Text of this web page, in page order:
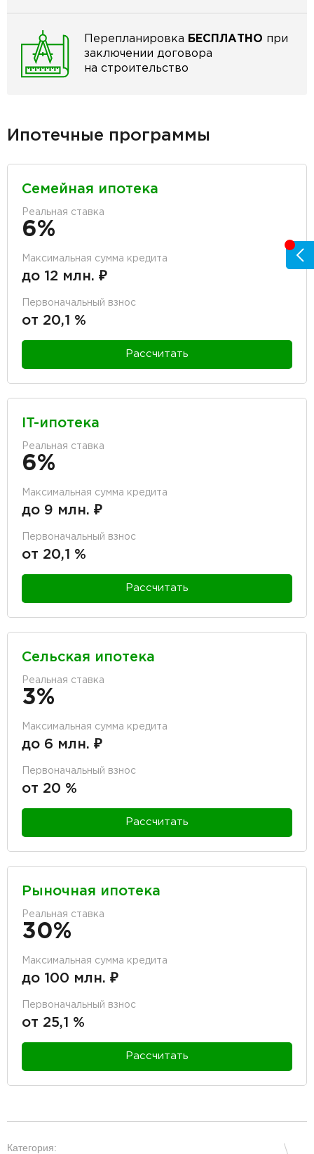
Перепланировка БЕСПЛАТНО при
заключении договора
на строительство
Ипотечные программы
Семейная ипотека
Реальная ставка
6%
Максимальная сумма кредита
до 12 млн. ₽
Первоначальный взнос
от 20,1 %
Рассчитать
IT-ипотека
Реальная ставка
6%
Максимальная сумма кредита
до 9 млн. ₽
Первоначальный взнос
от 20,1 %
Рассчитать
Сельская ипотека
Реальная ставка
3%
Максимальная сумма кредита
до 6 млн. ₽
Первоначальный взнос
от 20 %
Рассчитать
Рыночная ипотека
Реальная ставка
30%
Максимальная сумма кредита
до 100 млн. ₽
Первоначальный взнос
от 25,1 %
Рассчитать
Категория: